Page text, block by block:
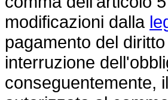
modificazioni dalla
pagamento del
interruzione
conseguentemente,